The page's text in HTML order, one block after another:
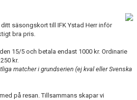
säsongskort till IFK Ystad Herr inför
bra pris.
15/5 och betala endast 1000 kr. Ordinarie
kr.
matcher i grundserien (ej kval eller Svenska
på resan. Tillsammans skapar vi